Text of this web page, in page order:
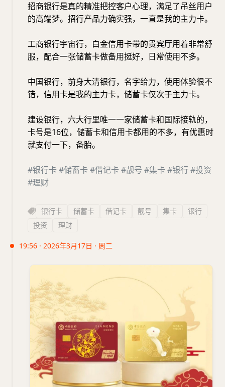
招商银行是真的精准把控客户心理，满足了吊丝用户
的高端梦。招行产品力确实强，一直是我的主力卡。
工商银行宇宙行，白金信用卡带的贵宾厅用着非常舒
服，配合一张储蓄卡做备用挺好，日常使用不多。
中国银行，前身大清银行，名字给力，使用体验很不
错，信用卡是我的主力卡，储蓄卡仅次于主力卡。
建设银行，六大行里唯一一家储蓄卡和国际接轨的，
卡号是16位，储蓄卡和信用卡都用的不多，有优惠时
就支付一下，备胎。
#银行卡 #储蓄卡 #借记卡 #靓号 #集卡 #银行#投资
#理财
银行卡 储蓄卡 借记卡 靓号 集卡
银行
投资
理财
19:56 · 2026年3月17日 · 周二